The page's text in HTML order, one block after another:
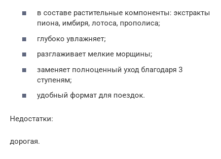
в составе растительные компоненты: экстракты
пиона, имбиря, лотоса, прополиса;
глубоко увлажняет;
разглаживает мелкие морщины;
заменяет полноценный уход благодаря 3
ступеням;
удобный формат для поездок.
Недостатки:
дорогая.